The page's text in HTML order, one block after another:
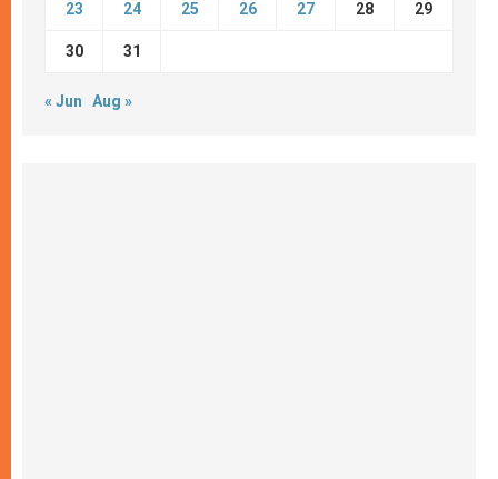
23 24 25 26 27 28 29
30 31
« Jun Aug »